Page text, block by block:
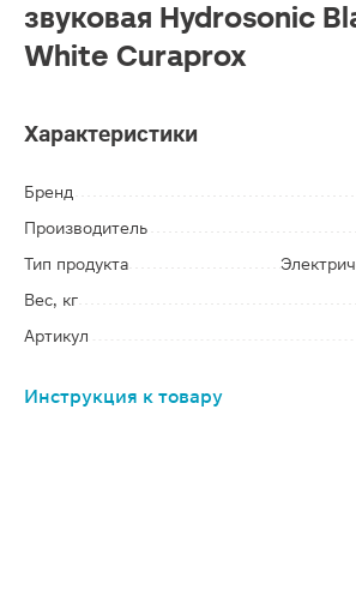
звуковая Hydrosonic
White Curaprox
Характеристики
Бренд
Производитель
Тип продукта
Вес, кг
Артикул
Инструкция к товару